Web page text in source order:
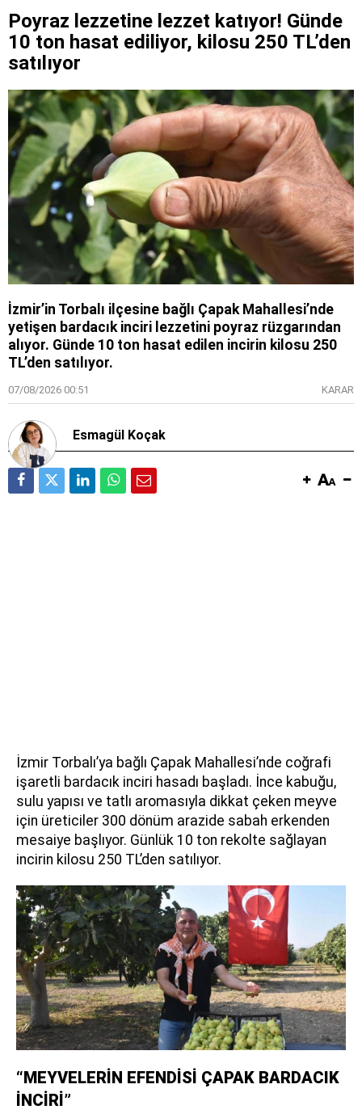
Poyraz lezzetine lezzet katıyor! Günde
10 ton hasat ediliyor, kilosu 250 TL’den
satılıyor
İzmir’in Torbalı ilçesine bağlı Çapak Mahallesi’nde
yetişen bardacık inciri lezzetini poyraz rüzgarından
alıyor. Günde 10 ton hasat edilen incirin kilosu 250
TL’den satılıyor.
07/08/2026 00:51 KARAR
Esmagül Koçak
İzmir Torbalı’ya bağlı Çapak Mahallesi’nde coğrafi
işaretli bardacık inciri hasadı başladı. İnce kabuğu,
sulu yapısı ve tatlı aromasıyla dikkat çeken meyve
için üreticiler 300 dönüm arazide sabah erkenden
mesaiye başlıyor. Günlük 10 ton rekolte sağlayan
incirin kilosu 250 TL’den satılıyor.
“MEYVELERİN EFENDİSİ ÇAPAK BARDACIK
İNCİRİ”